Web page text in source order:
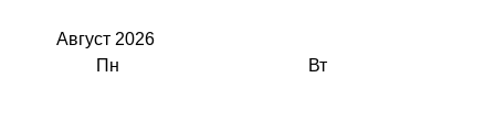
Август 2026
Пн
Вт